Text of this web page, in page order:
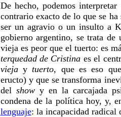
De hecho, podemos
contrario exacto de lo que se
ser un agravio o un insulto a
gobierno argentino, se trata
vieja es peor que el tuerto: es
terquedad de Cristina es el
viejaytuerto, que es eso
eructo) y que se transforma
del showy en la carcajada
condena de la política hoy, y,
lenguaje: la incapacidad radical